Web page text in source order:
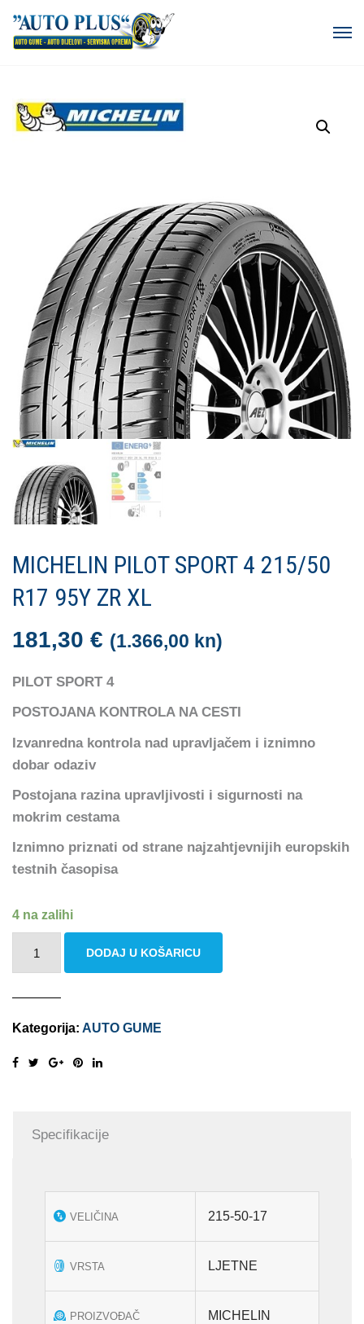
MICHELIN PILOT SPORT 4 215/50
R17 95Y ZR XL
181,30 € (1.366,00 kn)
PILOT SPORT 4
POSTOJANA KONTROLA NA CESTI
Izvanredna kontrola nad upravljačem i iznimno
dobar odaziv
Postojana razina upravljivosti i sigurnosti na
mokrim cestama
Iznimno priznati od strane najzahtjevnijih europskih
testnih časopisa
4 na zalihi
215/50
količina
DODAJ U KOŠARICU
Kategorija: AUTO GUME
Specifikacije
VELIČINA 215-50-17
VRSTA LJETNE
PROIZVOĐAČ MICHELIN